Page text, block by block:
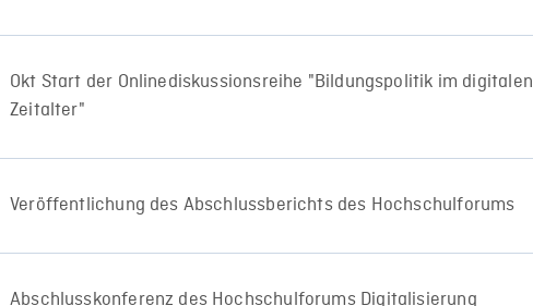
Okt Start der Onlinediskussionsreihe "Bildungspolitik im digitalen
Zeitalter"
Veröffentlichung des Abschlussberichts des Hochschulforums
Abschlusskonferenz des Hochschulforums Digitalisierung